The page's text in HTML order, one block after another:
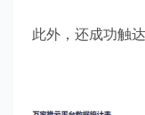
此外，还成功触